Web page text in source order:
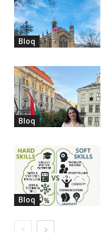
Bloq
Bloq
Bloq